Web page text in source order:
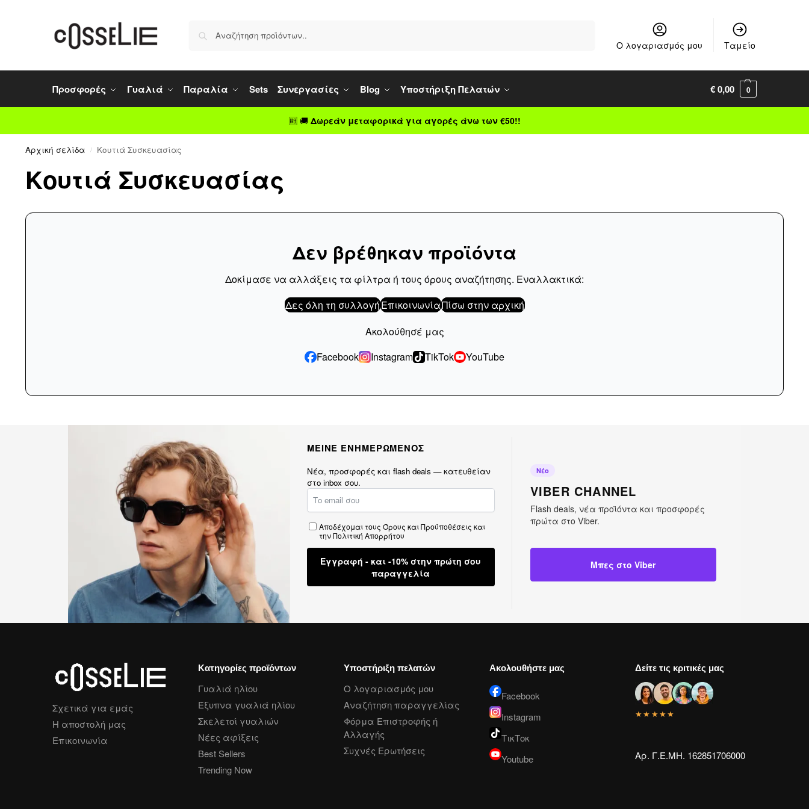
Ο λογαριασμός μου Ταμείο
Προσφορές Γυαλιά Παραλία Sets Συνεργασίες Blog Υποστήριξη Πελατών €0,00 0
🆓 🚚 Δωρεάν μεταφορικά για αγορές άνω των €50!!
Αρχική σελίδα / Κουτιά Συσκευασίας
Κουτιά Συσκευασίας
Δεν βρέθηκαν προϊόντα
Δοκίμασε να αλλάξεις τα φίλτρα ή τους όρους αναζήτησης. Εναλλακτικά:
Δες όλη τη συλλογήΕπικοινωνίαΠίσω στην αρχική
Ακολούθησέ μας
Facebook
Instagram TikTok YouTube
ΜΕΙΝΕ ΕΝΗΜΕΡΩΜΕΝΟΣ
Νέα, προσφορές και flash deals — κατευθείαν
στο inbox σου.
Αποδέχομαι τους Όρους και Προϋποθέσεις και
τηνΠολιτική Απορρήτου
Εγγραφή - και -10% στην πρώτη σου
παραγγελία
Νέο
VIBER CHANNEL
Flash deals, νέα προϊόντα και προσφορές
πρώτα στο Viber.
Μπες στο Viber
Σχετικά για εμάς
Η αποστολή μας
Επικοινωνία
Κατηγορίες προϊόντων
Γυαλιά ηλίου
Έξυπνα γυαλιά ηλίου
Σκελετοί γυαλιών
Νέες αφίξεις
Best Sellers
Trending Now
Υποστήριξη πελατών
Ο λογαριασμός μου
Αναζήτηση παραγγελίας
Φόρμα Επιστροφής ή
Αλλαγής
Συχνές Ερωτήσεις
Ακολουθήστε μας
Facebook
Instagram
ΤικΤοκ
Youtube
Δείτε τις κριτικές μας
★★★★★
Αρ. Γ.Ε.ΜΗ. 162851706000